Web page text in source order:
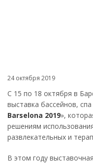
24 октября 2019
C 15 по 18 октября в
выставка бассейнов,
Barselona 2019»,
решениям
развлекательных и
В этом году